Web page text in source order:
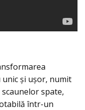
unic şi uşor, numit
spate,
într-un